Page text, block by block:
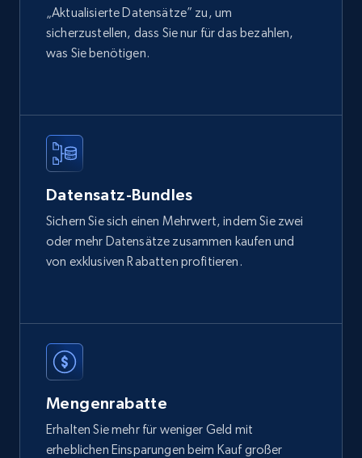
and more.
eCommerce
Etsy
URL, Product id, Listing inventory id, Title, Rating,
Reviews count shop, Reviews count item, Initial
price, and more.
1.9K+
Amazon best seller products
Title, Seller name, Brand, Description, Initial
„Aktualisierte Datensätze” zu, um
sicherzustellen, dass Sie nur für das bezahlen,
was Sie benötigen.
Datensatz-Bundles
Sichern Sie sich einen Mehrwert, indem Sie zwei
oder mehr Datensätze zusammen kaufen und
von exklusiven Rabatten profitieren.
Mengenrabatte
Erhalten Sie mehr für weniger Geld mit
erheblichen Einsparungen beim Kauf großer